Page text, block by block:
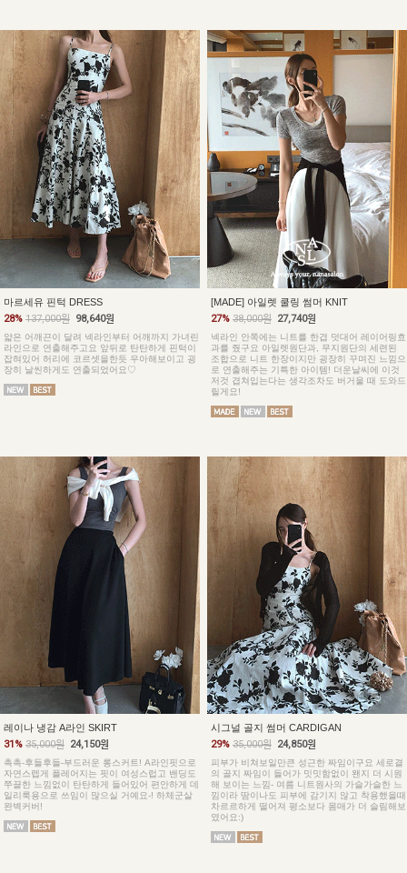
마르세유 핀턱 DRESS
28% 137,000원 98,640원
얇은 어깨끈이 달려 넥라인부터 어깨까지 가녀린
라인으로 연출해주고요 앞뒤로 탄탄하게 핀턱이
잡혀있어 허리에 코르셋을한듯 우아해보이고 굉
장히 날씬하게도 연출되었어요♡
[MADE] 아일렛 쿨링 썸머 KNIT
27% 38,000원 27,740원
넥라인 안쪽에는 니트를 한겹 덧대어 레이어링효
과를 줬구요 아일렛원단과, 무지원단의 세련된
조합으로 니트 한장이지만 굉장히 꾸며진 느낌으
로 연출해주는 기특한 아이템! 더운날씨에 이것
저것 겹쳐입는다는 생각조차도 버거울 때 도와드
릴게요!
레이나 냉감 A라인 SKIRT
31% 35,000원 24,150원
촉촉-후들후들-부드러운 롱스커트! A라인핏으로
자연스렙게 플레어지는 핏이 여성스럽고 밴딩도
쭈끌한 느낌없이 탄탄하게 들어있어 편안하게 데
일리룩용으로 쓰임이 많으실 거예요-! 하체군살
완벽커버!
시그널 골지 썸머 CARDIGAN
29% 35,000원 24,850원
피부가 비쳐보일만큰 성근한 짜임이구요 세로결
의 골지 짜임이 들어가 밋밋함없이 왠지 더 시원
해 보이는 느낌- 여름 니트원사의 가슬가슬한 느
낌이라 땀이나도 피부에 감기지 않고 착용했을때
차르르하게 떨어져 평소보다 몸매가 더 슬림해보
였어요:)